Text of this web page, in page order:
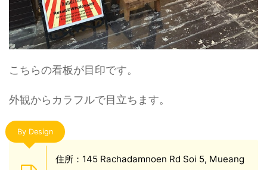
こちらの看板が目印です。
外観からカラフルで目立ちます。
By Design
住所：145 Rachadamnoen Rd Soi 5, Mueang